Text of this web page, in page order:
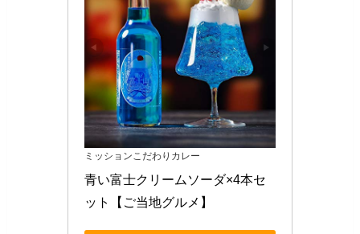
ミッションこだわりカレー
青い富士クリームソーダ×4本セ
ット【ご当地グルメ】